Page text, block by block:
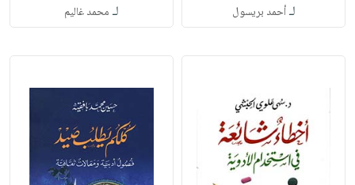
لـأحمد بريسول لـ محمد غاليم